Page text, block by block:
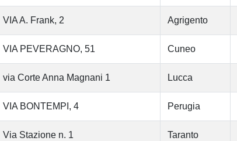
VIA A. Frank, 2 Agrigento
VIA PEVERAGNO, 51 Cuneo
via Corte Anna Magnani 1 Lucca
VIA BONTEMPI, 4 Perugia
Via Stazione n. 1 Taranto